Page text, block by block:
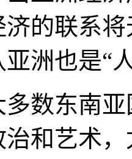
的联系
洲也是“
多数东南
治和艺术